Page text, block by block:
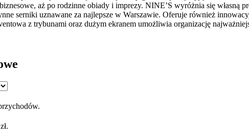
aż po rodzinne obiady i imprezy. NINE’S wyróżnia się
serniki uznawane za najlepsze w Warszawie. Oferuje również
z trybunami oraz dużym ekranem umożliwia organizację